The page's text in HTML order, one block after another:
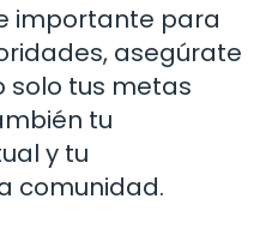
importante para
asegúrate
solo tus metas
tu
y tu
comunidad.